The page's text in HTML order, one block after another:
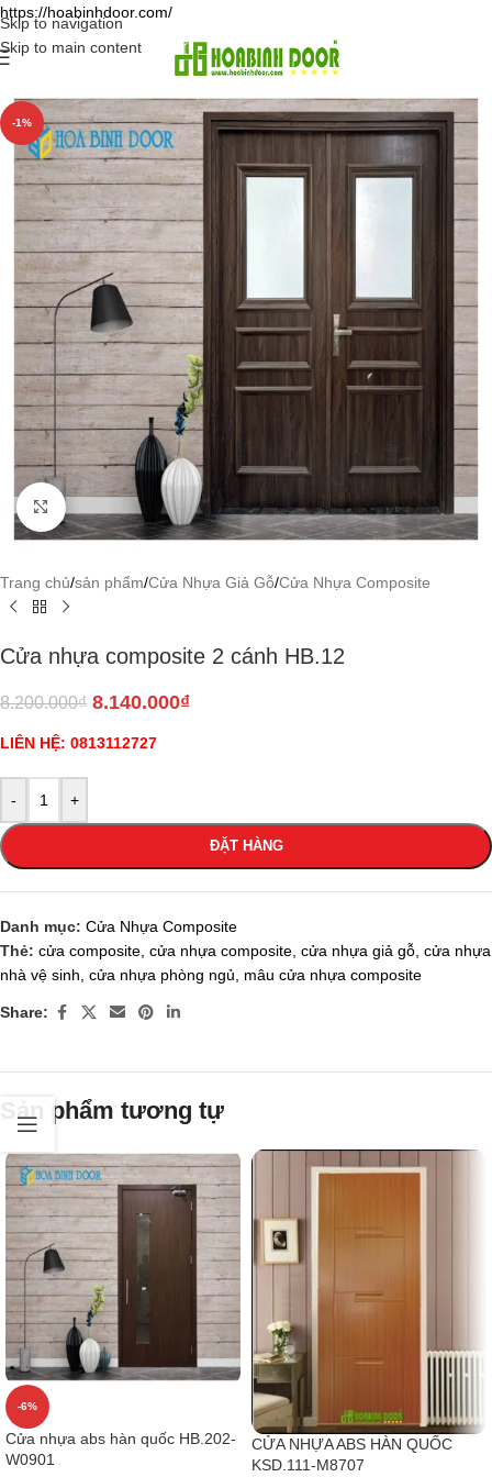
https://hoabinhdoor.com/
Skip to navigation
Skip to main content
-1%
Click to enlarge
Trang chủ/sản phẩm/Cửa Nhựa Giả Gỗ/Cửa Nhựa Composite
Cửa nhựa composite 2 cánh HB.12
8.200.000₫ 8.140.000₫
LIÊN HỆ: 0813112727
- +
ĐẶT HÀNG
Danh mục: Cửa Nhựa Composite
Thẻ: cửa composite cửa nhựa composite cửa nhựa giả gỗ cửa nhựa
nhà vệ sinh cửa nhựa phòng ngủ mâu cửa nhựa composite
Share:
Sản phẩm tương tự
-6%
Cửa nhựa abs hàn quốc HB.202-
W0901
CỬA NHỰA ABS HÀN QUỐC
KSD.111-M8707